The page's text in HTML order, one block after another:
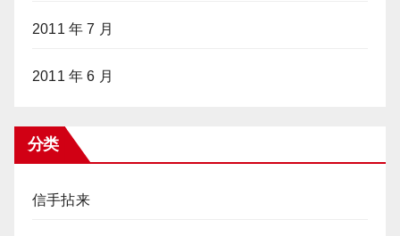
2011 年 7 月
2011 年 6 月
分类
信手拈来